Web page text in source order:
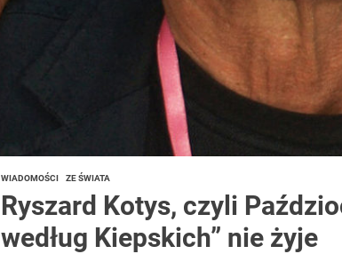
WIADOMOŚCI ZE ŚWIATA
Ryszard Kotys, czyli
według Kiepskich” nie żyje